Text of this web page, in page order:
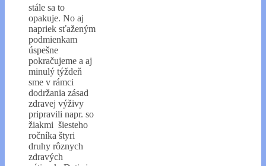
stále sa to
opakuje. No aj
napriek sťaženým
podmienkam
úspešne
pokračujeme a aj
minulý týždeň
sme v rámci
dodržania zásad
zdravej výživy
pripravili napr. so
žiakmi šiesteho
ročníka štyri
druhy rôznych
zdravých